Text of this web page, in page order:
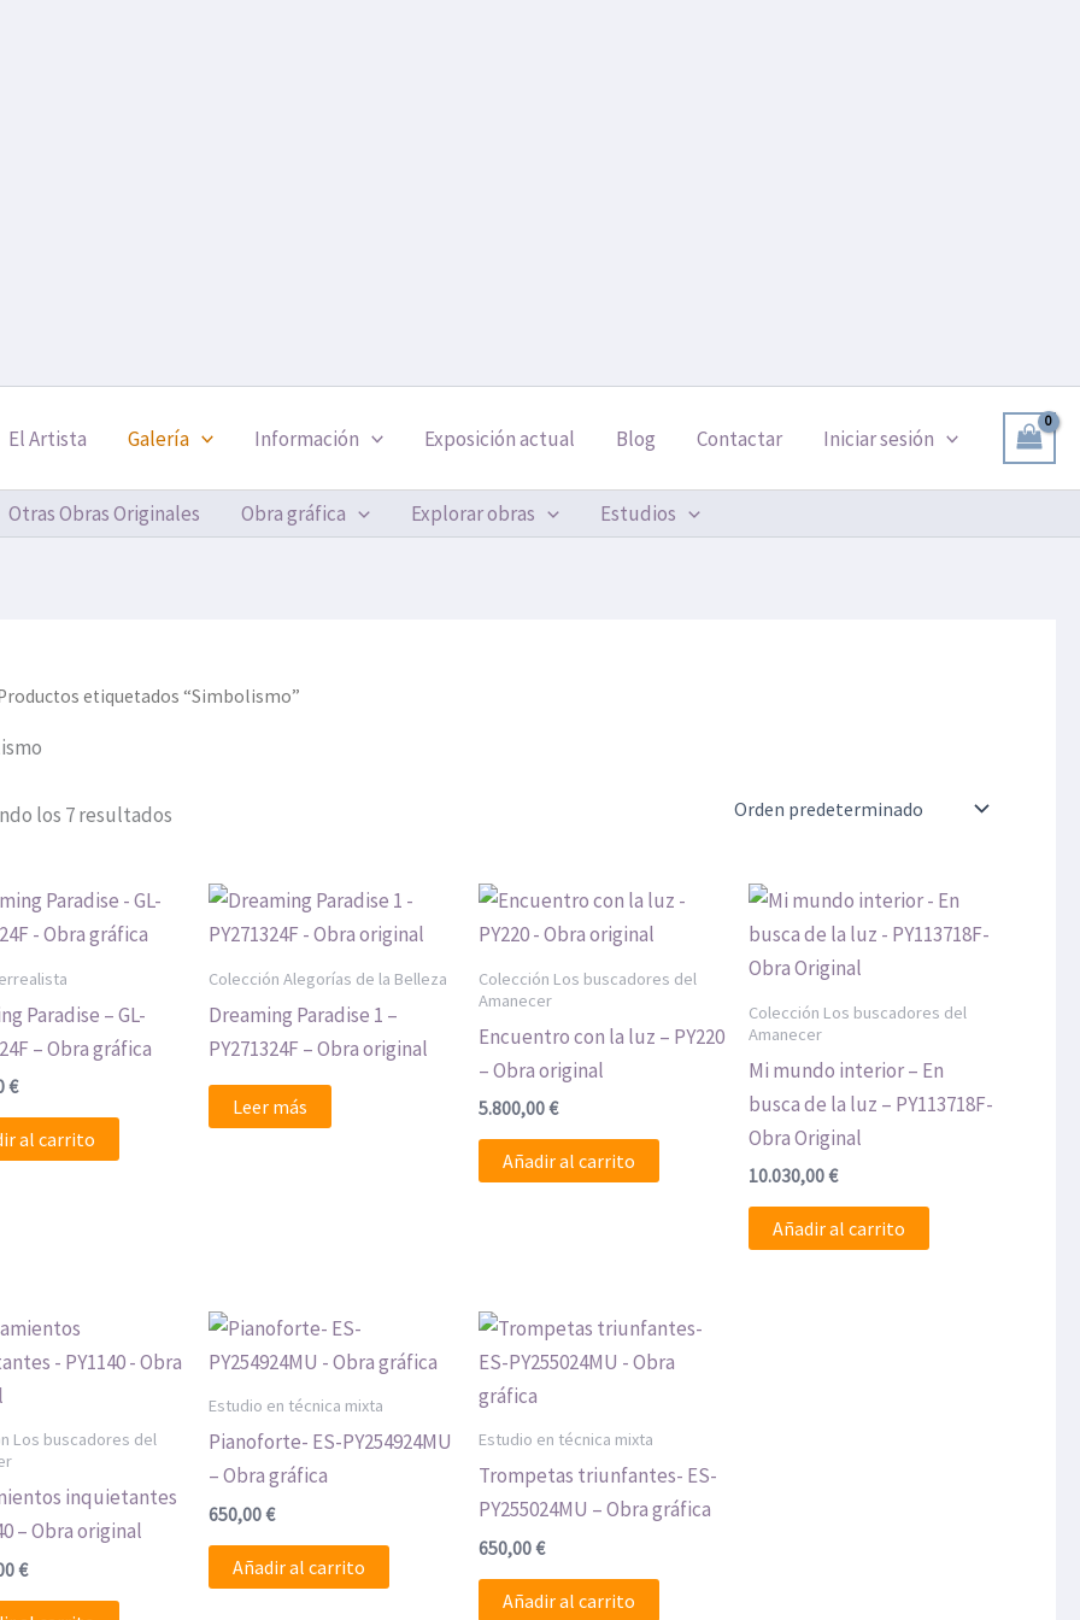
El Artista Galería Información Exposición actual Blog Contactar Iniciar sesión
Otras Obras Originales Obra gráfica Explorar obras Estudios
etiquetados “Simbolismo”
los 7 resultados
Paradise – GL-
– Obra gráfica
€
al carrito
Colección Alegorías de la Belleza
Dreaming Paradise 1 –
PY271324F – Obra original
Leer más
Colección Los buscadores del
Amanecer
Encuentro con la luz – PY220
– Obra original
5.800,00€
Añadir al carrito
Colección Los buscadores del
Amanecer
Mi mundo interior – En
busca de la luz – PY113718F-
Obra Original
10.030,00€
Añadir al carrito
Los buscadores del
inquietantes
– Obra original
€
Estudio en técnica mixta
Pianoforte- ES-PY254924MU
– Obra gráfica
650,00€
Añadir al carrito
Estudio en técnica mixta
Trompetas triunfantes- ES-
PY255024MU – Obra gráfica
650,00€
Añadir al carrito